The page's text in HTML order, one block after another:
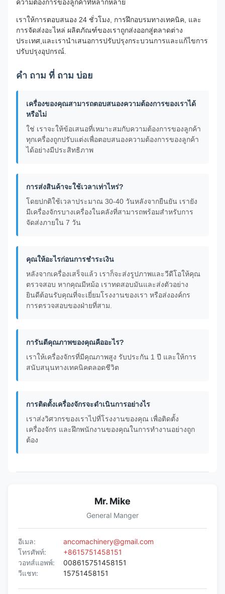
ความต้องการของลูกค้าที่หลากหลาย
เราให้การตอบสนอง 24 ชั่วโมง, การฝึกอบรมทางเทคนิค, และ
การจัดส่งอะไหล่ ผลิตภัณฑ์ของเราถูกส่งออกสู่ตลาดต่าง
ประเทศ,และเรานําเสนอการปรับปรุงกระบวนการและแก้ไขการ
ปรับปรุงอุปกรณ์.
คํา ถาม ที่ ถาม บ่อย
เครื่องของคุณสามารถตอบสนองความต้องการของเราได้
หรือไม่
ใช่ เราจะให้ข้อเสนอที่เหมาะสมกับความต้องการของลูกค้า
ทุกเครื่องถูกปรับแต่งเพื่อตอบสนองความต้องการของลูกค้า
ได้อย่างมีประสิทธิภาพ
การส่งสินค้าจะใช้เวลาเท่าไหร่?
โดยปกติใช้เวลาประมาณ 30-40 วันหลังจากยืนยัน เรายัง
มีเครื่องจักรบางเครื่องในคลังที่สามารถพร้อมสําหรับการ
จัดส่งภายใน 7 วัน
คุณให้อะไรก่อนการชําระเงิน
หลังจากเครื่องเสร็จแล้ว เราก็จะส่งรูปภาพและวีดีโอให้คุณ
ตรวจสอบ หากคุณมีหม้อ เราทดสอบมันและส่งตัวอย่าง
ยินดีต้อนรับคุณที่จะเยี่ยมโรงงานของเรา หรือส่งองค์กร
การตรวจสอบของฝ่ายที่สาม.
การันตีคุณภาพของคุณคืออะไร?
เราให้เครื่องจักรที่มีคุณภาพสูง รับประกัน 1 ปี และให้การ
สนับสนุนทางเทคนิคตลอดชีวิต
การติดตั้งเครื่องจักรจะดําเนินการอย่างไร
เราส่งวิศวกรของเราไปที่โรงงานของคุณ เพื่อติดตั้ง
เครื่องจักร และฝึกพนักงานของคุณในการทํางานอย่างถูก
ต้อง
Mr. Mike
General Manger
อีเมล:
ancomachinery@gmail.com
โทรศัพท์:
+8615751458151
วอทส์แอพพ์:
008615751458151
วีแชท:
15751458151